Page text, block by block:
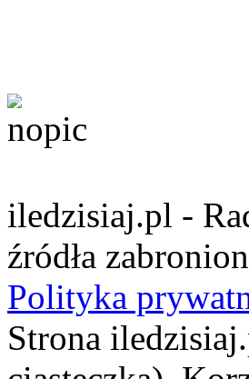
iledzisiaj.pl -
źródła
Polityka
Strona